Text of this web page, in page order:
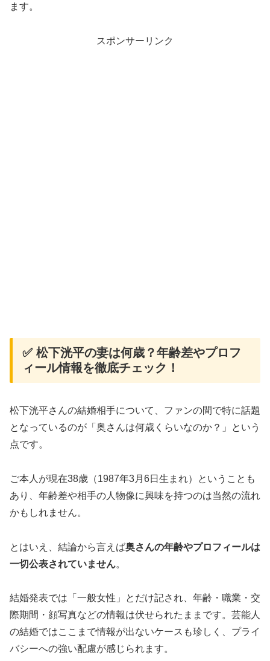
ます。
スポンサーリンク
✅ 松下洸平の妻は何歳？年齢差やプロフ
ィール情報を徹底チェック！
松下洸平さんの結婚相手について、ファンの間で特に話題
となっているのが「奥さんは何歳くらいなのか？」という
点です。
ご本人が現在38歳（1987年3月6日生まれ）ということも
あり、年齢差や相手の人物像に興味を持つのは当然の流れ
かもしれません。
とはいえ、結論から言えば奥さんの年齢やプロフィールは
一切公表されていません。
結婚発表では「一般女性」とだけ記され、年齢・職業・交
際期間・顔写真などの情報は伏せられたままです。芸能人
の結婚ではここまで情報が出ないケースも珍しく、プライ
バシーへの強い配慮が感じられます。